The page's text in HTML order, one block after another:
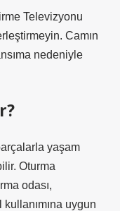
Televizyonu
Camın
nedeniyle
yaşam
Oturma
odası,
uygun